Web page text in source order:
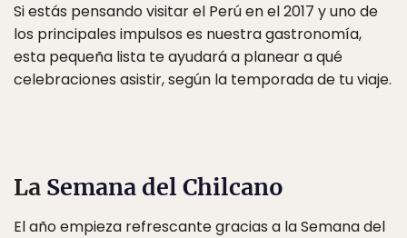
Si estás pensando visitar el Perú en el 2017 y uno de
los principales impulsos es nuestra gastronomía,
esta pequeña lista te ayudará a planear a qué
celebraciones asistir, según la temporada de tu viaje.
La Semana del Chilcano
El año empieza refrescante gracias a la Semana del